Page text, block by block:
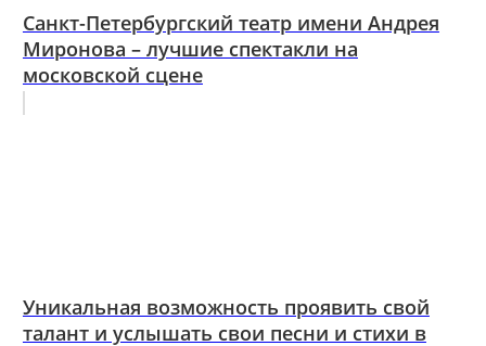
Санкт-Петербургский театр имени Андрея
Миронова – лучшие спектакли на
московской сцене
Уникальная возможность проявить свой
талант и услышать свои песни и стихи в